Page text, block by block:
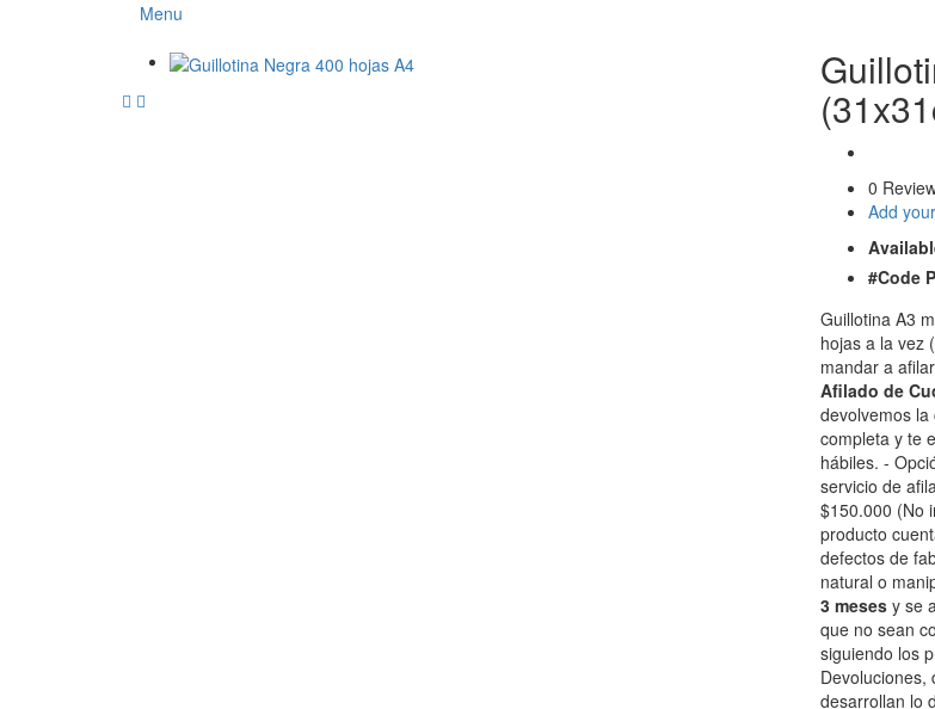
Menu
0
Add
#Code
Guillotina A3
hojas a la vez
mandar a
Afilado de
devolvemos
completa y te
hábiles. -
servicio de
$150.000 (No
producto
defectos de
natural o
3 meses y se
que no sean
siguiendo los
Devoluciones,
desarrollan lo